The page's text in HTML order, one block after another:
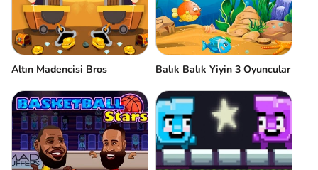
Altın Madencisi Bros Balık Balık Yiyin 3 Oyuncular